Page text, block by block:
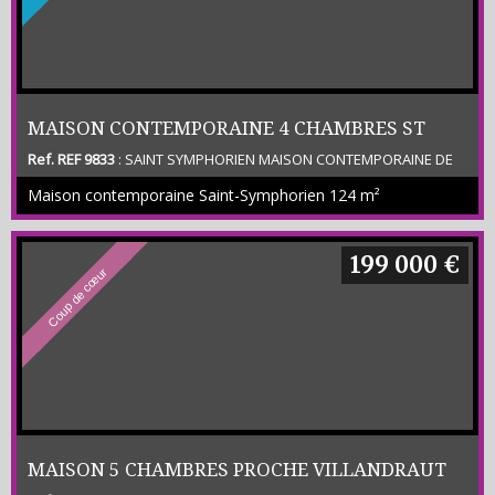
MAISON CONTEMPORAINE 4 CHAMBRES ST
SYMPHORIEN
Ref. REF 9833 : SAINT SYMPHORIEN MAISON CONTEMPORAINE DE
124 M2 ENV COMPRENANT ENTREE SEJOUR / CUISINE EQUIPEE ET
AMENAGEE - 4 CHAMBRES - SDB - SDE - WC - CELLIER - GARAGE
ATTENANT - TERRASSE - TERRAIN CLOS DE 1 000 M2 ENV - (CLASSE
ENERGETIQUE C) Prix net Veneur 250 000 € plus honoraires
charge acquéreur 10 000 € ttc
Maison contemporaine Saint-Symphorien 124 m²
Coup de cœur
MAISON 5 CHAMBRES PROCHE VILLANDRAUT
199 000 €